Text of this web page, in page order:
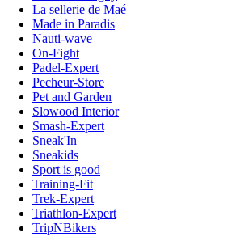
La sellerie de Maé
Made in Paradis
Nauti-wave
On-Fight
Padel-Expert
Pecheur-Store
Pet and Garden
Slowood Interior
Smash-Expert
Sneak'In
Sneakids
Sport is good
Training-Fit
Trek-Expert
Triathlon-Expert
TripNBikers